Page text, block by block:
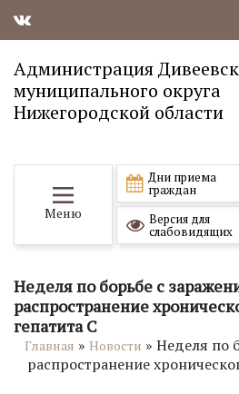
Администрация
муниципального округа
Нижегородской области
Меню
Дни приема
граждан
Версия для
слабовидящих
Неделя по борьбе с
распространение
гепатита С
Главная » Новости » Неделя по
распространение